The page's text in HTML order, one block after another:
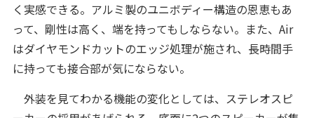
く実感できる。アルミ製のユニボディー構造の恩恵もあ
って、剛性は高く、端を持ってもしならない。また、Air
はダイヤモンドカットのエッジ処理が施され、長時間手
に持っても接合部が気にならない。
外装を見てわかる機能の変化としては、ステレオスピ